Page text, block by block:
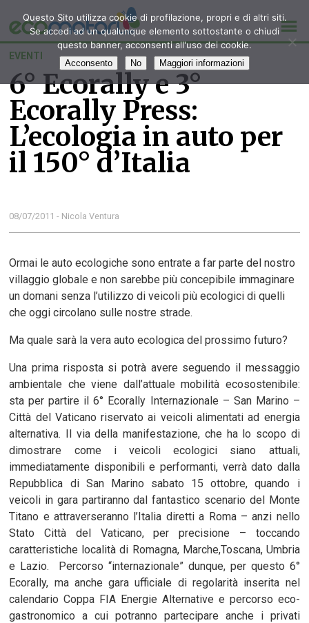
EVENTI
6° Ecorally e 3°
Ecorally Press:
L’ecologia in auto per
il 150° d’Italia
08/07/2011 - Nicola Ventura
Ormai le auto ecologiche sono entrate a far parte del nostro
villaggio globale e non sarebbe più concepibile immaginare
un domani senza l’utilizzo di veicoli più ecologici di quelli
che oggi circolano sulle nostre strade.
Ma quale sarà la vera auto ecologica del prossimo futuro?
Una prima risposta si potrà avere seguendo il messaggio
ambientale che viene dall’attuale mobilità ecosostenibile:
sta per partire il 6° Ecorally Internazionale – San Marino –
Città del Vaticano riservato ai veicoli alimentati ad energia
alternativa. Il via della manifestazione, che ha lo scopo di
dimostrare come i veicoli ecologici siano attuali,
immediatamente disponibili e performanti, verrà dato dalla
Repubblica di San Marino sabato 15 ottobre, quando i
veicoli in gara partiranno dal fantastico scenario del Monte
Titano e attraverseranno l’Italia diretti a Roma – anzi nello
Stato Città del Vaticano, per precisione – toccando
caratteristiche località di Romagna, Marche,Toscana, Umbria
e Lazio. Percorso “internazionale” dunque, per questo 6°
Ecorally, ma anche gara ufficiale di regolarità inserita nel
calendario Coppa FIA Energie Alternative e percorso eco-
gastronomico a cui potranno partecipare anche i privati
Questo Sito utilizza cookie di profilazione, propri e di altri siti.
Se accedi ad un qualunque elemento sottostante o chiudi
questo banner, acconsenti all'uso dei cookie.
Acconsento No Maggiori informazioni